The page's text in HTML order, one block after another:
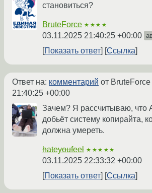
становиться?
BruteForce ★★★★
03.11.2025 21:40:25 +00:00
Показать ответ Ссылка
Ответ на: комментарий от BruteForce
21:40:25 +00:00
Зачем? Я рассчитываю, что
добьёт систему копирайта,
должна умереть.
hateyoufeel ★★★★★
03.11.2025 22:33:32 +00:00
Показать ответ
Ссылка